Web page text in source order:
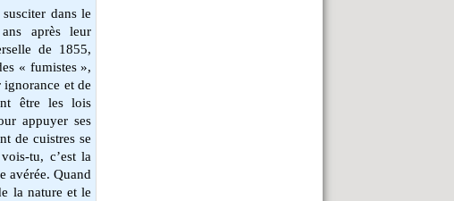
dans le
après leur
de 1855,
« fumistes »,
et de
être les lois
appuyer ses
de cuistres se
tu, c’est la
avérée. Quand
la nature et le